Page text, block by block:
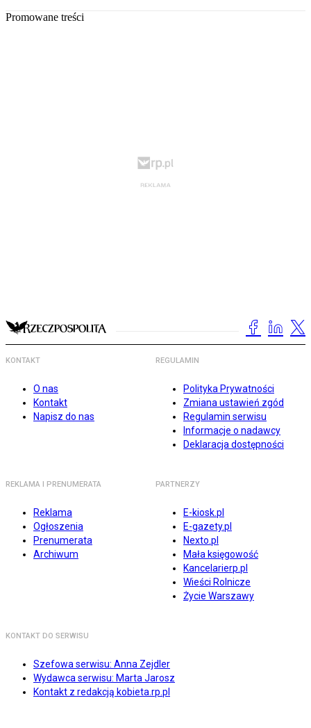
Promowane treści
KONTAKT
O nas
Kontakt
Napisz do nas
REGULAMIN
Polityka Prywatności
Zmiana ustawień zgód
Regulamin serwisu
Informacje o nadawcy
Deklaracja dostępności
REKLAMA I PRENUMERATA
Reklama
Ogłoszenia
Prenumerata
Archiwum
PARTNERZY
E-kiosk.pl
E-gazety.pl
Nexto.pl
Mała księgowość
Kancelarierp.pl
Wieści Rolnicze
Życie Warszawy
KONTAKT DO SERWISU
Szefowa serwisu: Anna Zejdler
Wydawca serwisu: Marta Jarosz
Kontakt z redakcją kobieta.rp.pl